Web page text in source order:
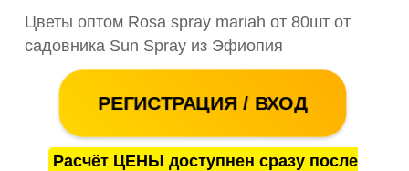
Цветы оптом Rosa spray mariah от 80шт от
садовника Sun Spray из Эфиопия
РЕГИСТРАЦИЯ / ВХОД
Расчёт ЦЕНЫ доступнен сразу после